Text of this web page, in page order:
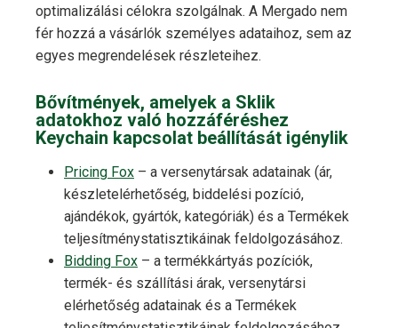
optimalizálási célokra szolgálnak. A Mergado nem
fér hozzá a vásárlók személyes adataihoz, sem az
egyes megrendelések részleteihez.
Bővítmények, amelyek a Sklik
adatokhoz való hozzáféréshez
Keychain kapcsolat beállítását igénylik
Pricing Fox – a versenytársak adatainak (ár,
készletelérhetőség, biddelési pozíció,
ajándékok, gyártók, kategóriák) és a Termékek
teljesítménystatisztikáinak feldolgozásához.
Bidding Fox – a termékkártyás pozíciók,
termék- és szállítási árak, versenytársi
elérhetőség adatainak és a Termékek